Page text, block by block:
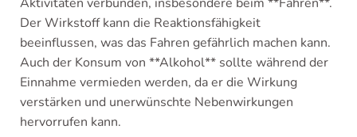
Der Wirkstoff kann die Reaktionsfähigkeit
beeinflussen, was das Fahren gefährlich machen kann.
Auch der Konsum von **Alkohol** sollte während der
Einnahme vermieden werden, da er die Wirkung
verstärken und unerwünschte Nebenwirkungen
hervorrufen kann.